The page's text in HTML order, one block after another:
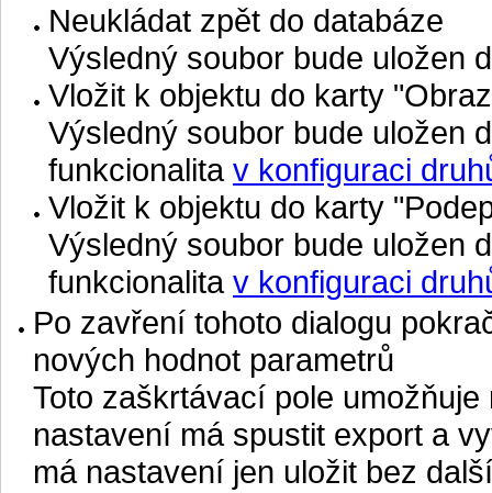
Neukládat zpět do databáze
Výsledný soubor bude uložen
Vložit k objektu do karty
Výsledný soubor bude uložen
funkcionalita v konfiguraci
Vložit k objektu do karty
Výsledný soubor bude uložen
funkcionalita v konfiguraci
Po zavření tohoto dialogu
nových hodnot parametrů
Toto zaškrtávací pole
nastavení má spustit export a
má nastavení jen uložit bez